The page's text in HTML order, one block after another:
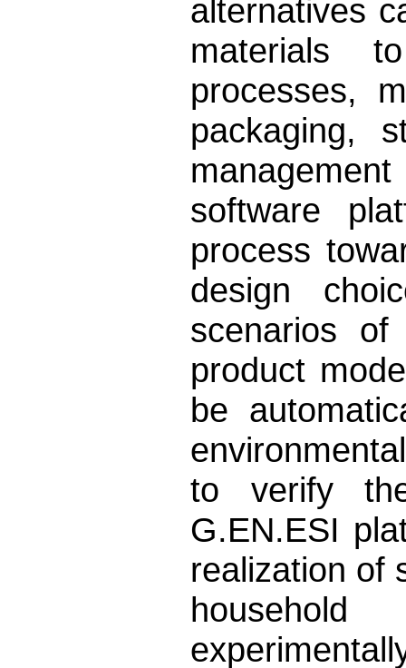
alternatives
materials
processes,
packaging,
software
process
design
scenarios
product
be
to verify
G.EN.ESI
realization of